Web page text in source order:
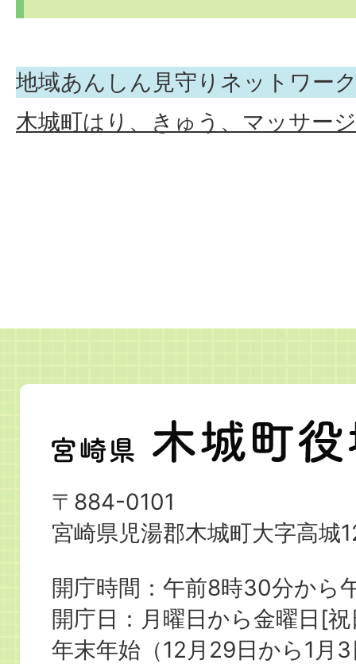
地域あんしん見守りネットワー
木城町はり、きゅう、マッサー
宮
崎
県
木
町
役
場
〒884-0101
宮崎県児湯郡木城町大字高城
開庁時間：午前8時30分から
開庁日：月曜日から金曜日[
年末年始（12月29日から1月